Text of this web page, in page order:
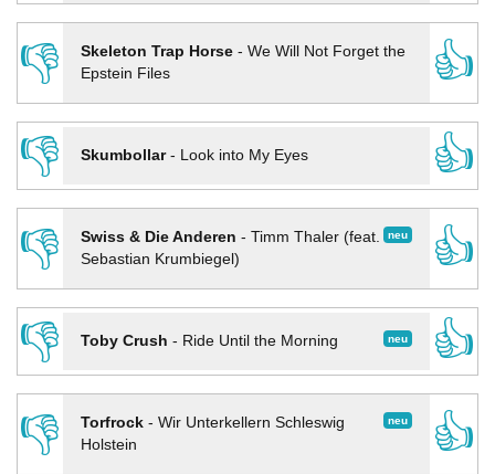
👎 Skeleton Trap Horse- We Will Not Forget the
Epstein Files
👍
👎
Skumbollar- Look into My Eyes
👍
👎
neu
Swiss & Die Anderen - Timm Thaler (feat.
Sebastian Krumbiegel)
👍
👎
neu
Toby Crush - Ride Until the Morning
👍
👎
neu
Torfrock- Wir Unterkellern Schleswig
Holstein
👍